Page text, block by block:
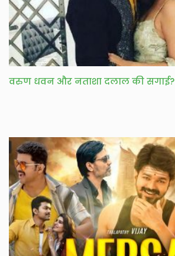
वरुण धवन और नताशा दलाल की सगाई?